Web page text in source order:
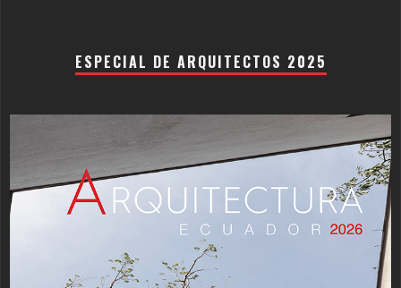
ESPECIAL DE ARQUITECTOS 2025